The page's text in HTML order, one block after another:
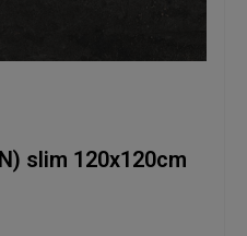
slim 120x120cm